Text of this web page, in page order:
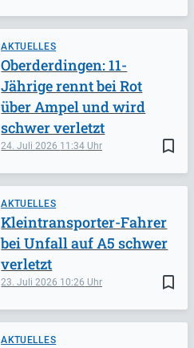
AKTUELLES
bookmark_border
24. Juli 2026 11:34
Oberderdingen: 11-
Jährige rennt bei Rot
über Ampel und wird
schwer verletzt
AKTUELLES
bookmark_border
23. Juli 2026 10:26
Kleintransporter-Fahrer
bei Unfall auf A5 schwer
verletzt
AKTUELLES